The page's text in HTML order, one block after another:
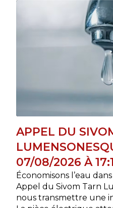
APPEL DU
07/08/2026 À
Économisons l’eau
Appel du Sivom Tarn
nous transmettre une